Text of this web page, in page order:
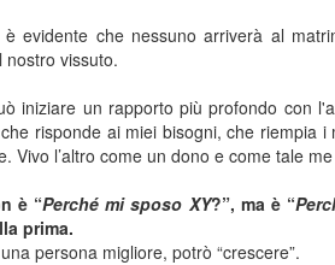
evidente che nessuno arriverà al
vissuto.
iniziare un rapporto più profondo con
risponde ai miei bisogni, che riempia i
l’altro come un dono e come tale
è “Perché mi sposo XY?”, ma è “
prima.
persona migliore, potrò “crescere”.